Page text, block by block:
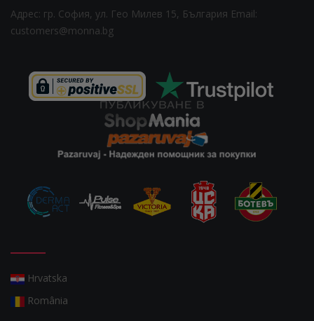
Адрес: гр. София, ул. Гео Милев 15, България Email:
customers@monna.bg
Hrvatska
România